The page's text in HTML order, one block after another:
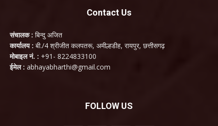
Contact Us
संचालक : बिन्दु अजित
कार्यालय : बी./4 श्रीजीत कलपतरू, अमील्हडीह, रायपुर, छत्तीसगढ़
मोबाइल नं. : +91- 8224833100
ईमेल : abhayabharthi@gmail.com
FOLLOW US